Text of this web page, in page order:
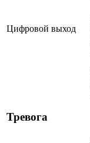
Цифровой выход
Тревога